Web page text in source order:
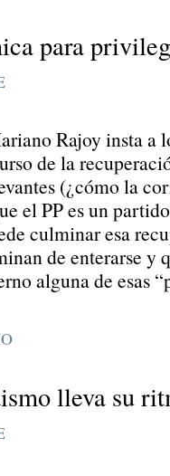
para
Rajoy insta a
de la
(¿cómo la
el PP es un
culminar esa
de enterarse y
alguna de esas
lleva su